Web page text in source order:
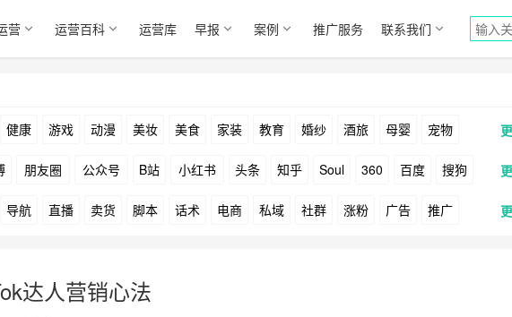
营 运营百科 运营库 早报 案例 推广服务 联系我们
健康 游戏 动漫 美妆 美食 家装 教育 婚纱 酒旅 母婴 宠物
元宇宙 房地产
朋友圈 公众号 B站 小红书 头条 知乎 Soul 360 百度 搜狗
神马 谷歌 Facebook Tiktok YouTube Yahoo Bing
导航 直播 卖货 脚本 话术 电商 私域 社群 涨粉 广告 推广
达人营销心法